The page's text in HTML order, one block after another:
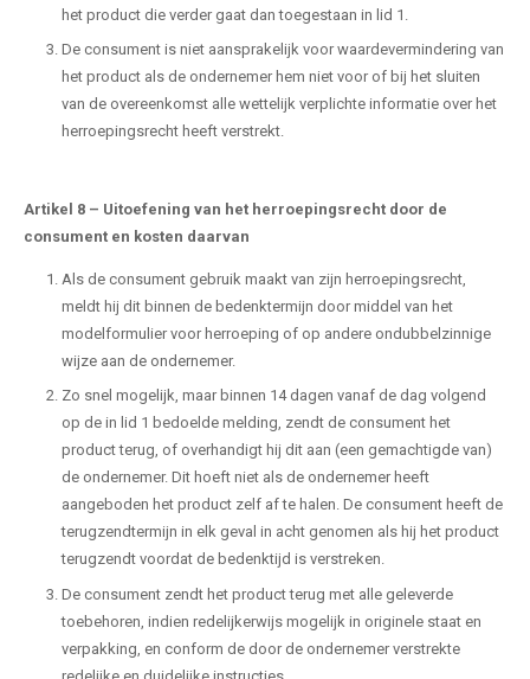
het product die verder gaat dan toegestaan in lid 1.
De consument is niet aansprakelijk voor waardevermindering van
het product als de ondernemer hem niet voor of bij het sluiten
van de overeenkomst alle wettelijk verplichte informatie over het
herroepingsrecht heeft verstrekt.
Artikel 8 – Uitoefening van het herroepingsrecht door de
consument en kosten daarvan
Als de consument gebruik maakt van zijn herroepingsrecht,
meldt hij dit binnen de bedenktermijn door middel van het
modelformulier voor herroeping of op andere ondubbelzinnige
wijze aan de ondernemer.
Zo snel mogelijk, maar binnen 14 dagen vanaf de dag volgend
op de in lid 1 bedoelde melding, zendt de consument het
product terug, of overhandigt hij dit aan (een gemachtigde van)
de ondernemer. Dit hoeft niet als de ondernemer heeft
aangeboden het product zelf af te halen. De consument heeft de
terugzendtermijn in elk geval in acht genomen als hij het product
terugzendt voordat de bedenktijd is verstreken.
De consument zendt het product terug met alle geleverde
toebehoren, indien redelijkerwijs mogelijk in originele staat en
verpakking, en conform de door de ondernemer verstrekte
redelijke en duidelijke instructies.